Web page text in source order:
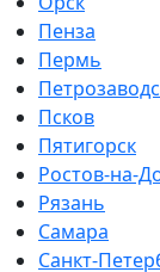
Пенза
Пермь
Псков
Пятигорск
Ростов-на-
Рязань
Самара
Санкт-